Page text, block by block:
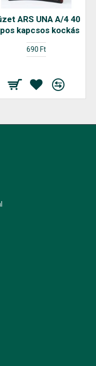
ARS UNA A/4 40
kapcsos kockás
690 Ft